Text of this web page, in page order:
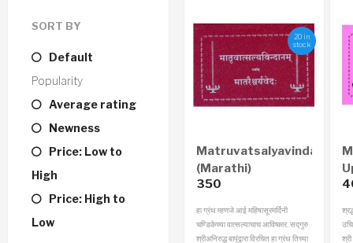
20 in
stock
Matruvatsalyavindanam
(Marathi)
350
हा ग्रंथ म्हणजे आई महिषासूरमर्दिनी
चण्डिकेच्या वात्सल्याचाच आविष्कार. सद्गुरु
श्रीअनिरुद्ध बापूंद्वारा विरचित हा ग्रंथ तिच्या
SORT BY
Default
Popularity
Average rating
Newness
Price: Low to
High
Price: High to
Low